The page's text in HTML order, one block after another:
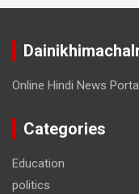
Online Hindi News
Categories
Education
politics